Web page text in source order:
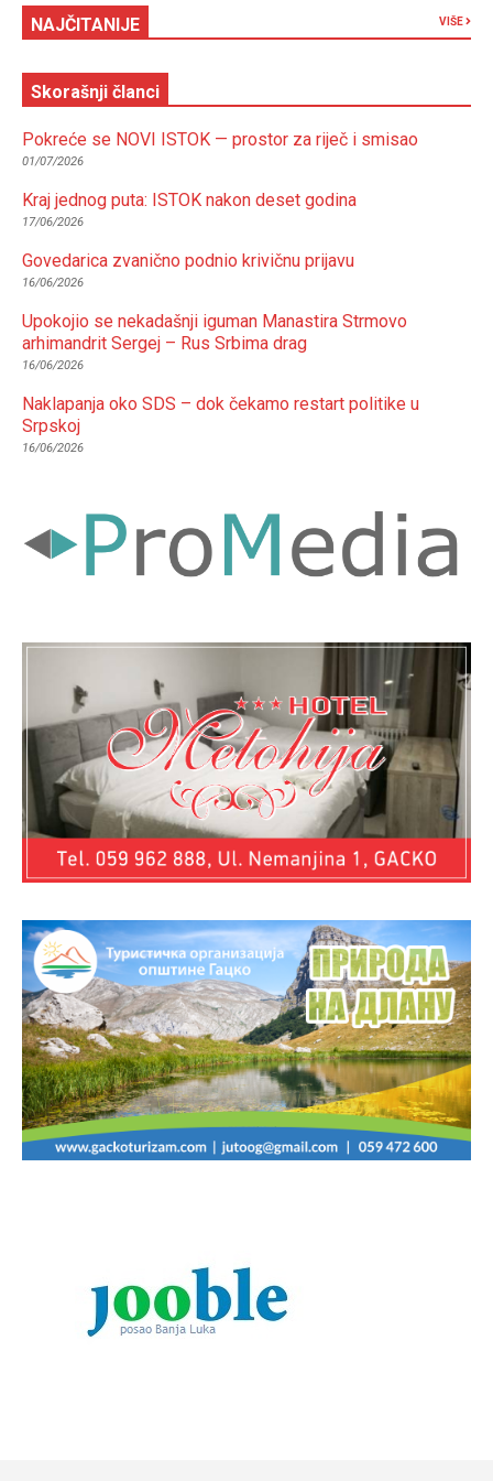
NAJČITANIJE VIŠE
Skorašnji članci
Pokreće se NOVI ISTOK — prostor za riječ i smisao
01/07/2026
Kraj jednog puta: ISTOK nakon deset godina
17/06/2026
Govedarica zvanično podnio krivičnu prijavu
16/06/2026
Upokojio se nekadašnji iguman Manastira Strmovo
arhimandrit Sergej – Rus Srbima drag
16/06/2026
Naklapanja oko SDS – dok čekamo restart politike u
Srpskoj
16/06/2026